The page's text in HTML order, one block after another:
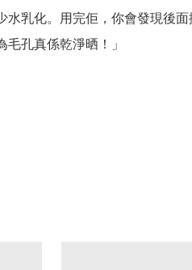
水乳化。用完佢，你會發現後
毛孔真係乾淨晒！」